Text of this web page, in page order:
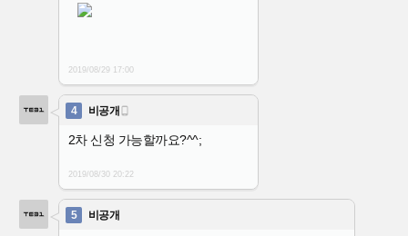
2019/08/2917:00
4 비공개 
2차 신청 가능할까요?^^;
2019/08/3020:22
5 비공개